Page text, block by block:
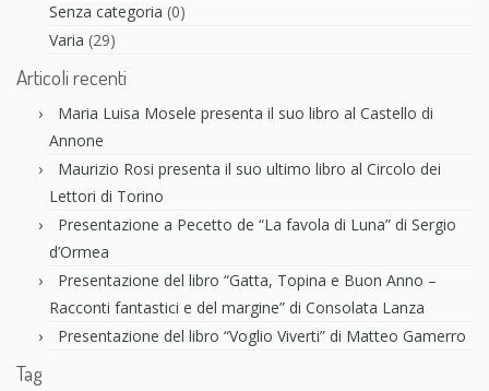
Senza categoria (0)
Varia (29)
Articoli recenti
Maria Luisa Mosele presenta il suo libro al Castello di
Annone
Maurizio Rosi presenta il suo ultimo libro al Circolo dei
Lettori di Torino
Presentazione a Pecetto de “La favola di Luna” di Sergio
d’Ormea
Presentazione del libro “Gatta, Topina e Buon Anno –
Racconti fantastici e del margine” di Consolata Lanza
Presentazione del libro “Voglio Viverti” di Matteo Gamerro
Tag